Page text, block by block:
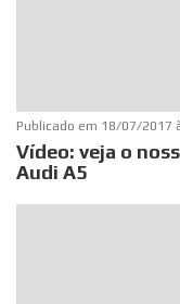
Publicado em 18/07/2017
Vídeo: veja o
Audi A5